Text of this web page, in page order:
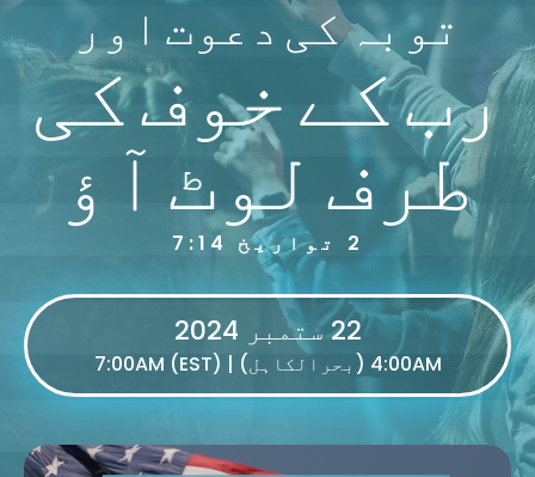
توبہ کی دعوت اور
رب کے خوف کی
طرف لوٹ آؤ
2 تواریخ 7:14
22 ستمبر 2024
4:00AM (بحرالکاہل) | 7:00AM (EST)